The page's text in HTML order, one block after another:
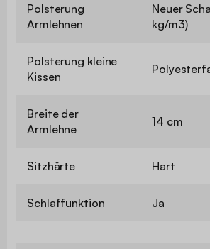
Polsterung
Armlehnen
Neuer
kg/m3)
Polsterung kleine
Kissen
Breite der
Armlehne
14 cm
Sitzhärte Hart
Schlaffunktion Ja